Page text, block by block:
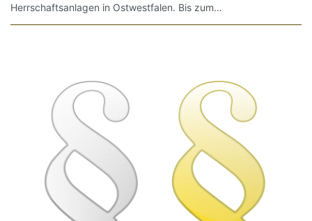
Herrschaftsanlagen in Ostwestfalen. Bis zum…